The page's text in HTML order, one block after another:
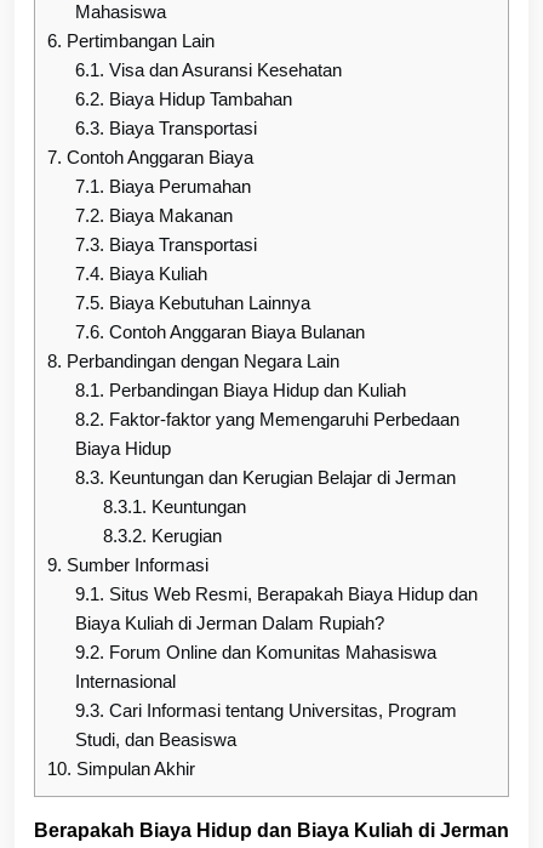
Mahasiswa
6. Pertimbangan Lain
6.1. Visa dan Asuransi Kesehatan
6.2. Biaya Hidup Tambahan
6.3. Biaya Transportasi
7. Contoh Anggaran Biaya
7.1. Biaya Perumahan
7.2. Biaya Makanan
7.3. Biaya Transportasi
7.4. Biaya Kuliah
7.5. Biaya Kebutuhan Lainnya
7.6. Contoh Anggaran Biaya Bulanan
8. Perbandingan dengan Negara Lain
8.1. Perbandingan Biaya Hidup dan Kuliah
8.2. Faktor-faktor yang Memengaruhi Perbedaan
Biaya Hidup
8.3. Keuntungan dan Kerugian Belajar di Jerman
8.3.1. Keuntungan
8.3.2. Kerugian
9. Sumber Informasi
9.1. Situs Web Resmi, Berapakah Biaya Hidup dan
Biaya Kuliah di Jerman Dalam Rupiah?
9.2. Forum Online dan Komunitas Mahasiswa
Internasional
9.3. Cari Informasi tentang Universitas, Program
Studi, dan Beasiswa
10. Simpulan Akhir
Berapakah Biaya Hidup dan Biaya Kuliah di Jerman